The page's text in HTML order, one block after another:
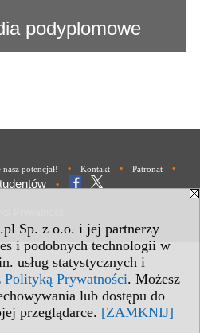
Sp. z o.o. i jej partnerzy
i podobnych technologii w
usług statystycznych i
Polityką Prywatności. Możesz
lub dostępu do
przeglądarce. [ZAMKNIJ]
podyplomowe
potencjał! • Kontakt • Patronat •
•